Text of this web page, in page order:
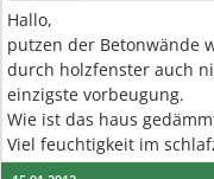
Hallo,
putzen der Betonwände
durch holzfenster auch
einzigste vorbeugung.
Wie ist das haus
Viel feuchtigkeit im